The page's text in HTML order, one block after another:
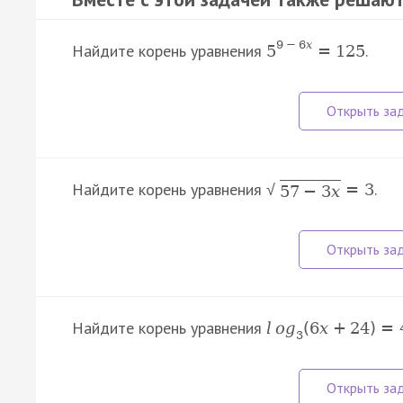
Найдите корень уравнения 59 − 6x = 125.
Найдите корень уравнения √ 57 − 3x = 3.
Найдите корень уравнения l og3(6x + 24) =